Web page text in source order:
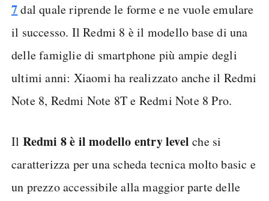
7dal quale riprende le forme e ne vuole emulare
il successo. Il Redmi 8 è il modello base di una
delle famiglie di smartphone più ampie degli
ultimi anni: Xiaomi ha realizzato anche il Redmi
Note 8, Redmi Note 8T e Redmi Note 8 Pro.
Il Redmi 8 è il modello entry level che si
caratterizza per una scheda tecnica molto basic e
un prezzo accessibile alla maggior parte delle